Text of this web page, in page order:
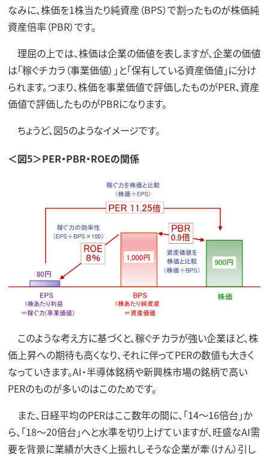
なみに、株価を1株当たり純資産（BPS）で割ったものが株価純
資産倍率（PBR）です。
理屈の上では、株価は企業の価値を表しますが、企業の価値
は「稼ぐチカラ（事業価値）」と「保有している資産価値」に分け
られます。つまり、株価を事業価値で評価したものがPER、資産
価値で評価したものがPBRになります。
ちょうど、図5のようなイメージです。
＜図5＞PER・PBR・ROEの関係
このような考え方に基づくと、稼ぐチカラが強い企業ほど、株
価上昇への期待も高くなり、それに伴ってPERの数値も大きく
なっていきます。AI・半導体銘柄や新興株市場の銘柄で高い
PERのものが多いのはこのためです。
また、日経平均のPERはここ数年の間に、「14～16倍台」か
ら、「18～20倍台」へと水準を切り上げていますが、旺盛なAI需
要を背景に業績が大きく上振れしそうな企業が牽（けん）引し